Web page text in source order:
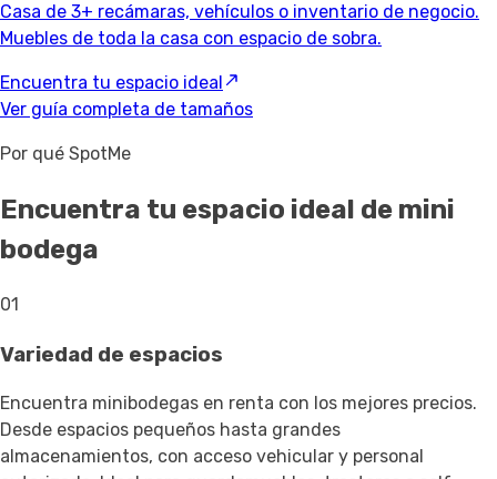
Casa de 3+ recámaras, vehículos o inventario de negocio.
Muebles de toda la casa con espacio de sobra.
Encuentra tu espacio ideal
Ver guía completa de tamaños
Por qué SpotMe
Encuentra tu espacio ideal de mini
bodega
01
Variedad de espacios
Encuentra minibodegas en renta con los mejores precios.
Desde espacios pequeños hasta grandes
almacenamientos, con acceso vehicular y personal